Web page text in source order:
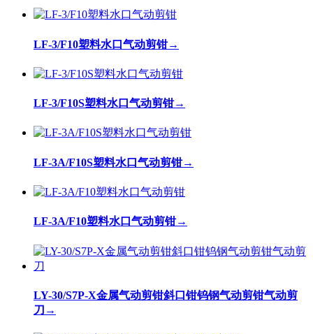
LF-3/F10塑料水口气动剪钳→
LF-3/F10S塑料水口气动剪钳→
LF-3A/F10S塑料水口气动剪钳→
LF-3A/F10塑料水口气动剪钳→
LY-30/S7P-X金属气动剪钳斜口钳钨钢气动剪钳气动剪
刀 →